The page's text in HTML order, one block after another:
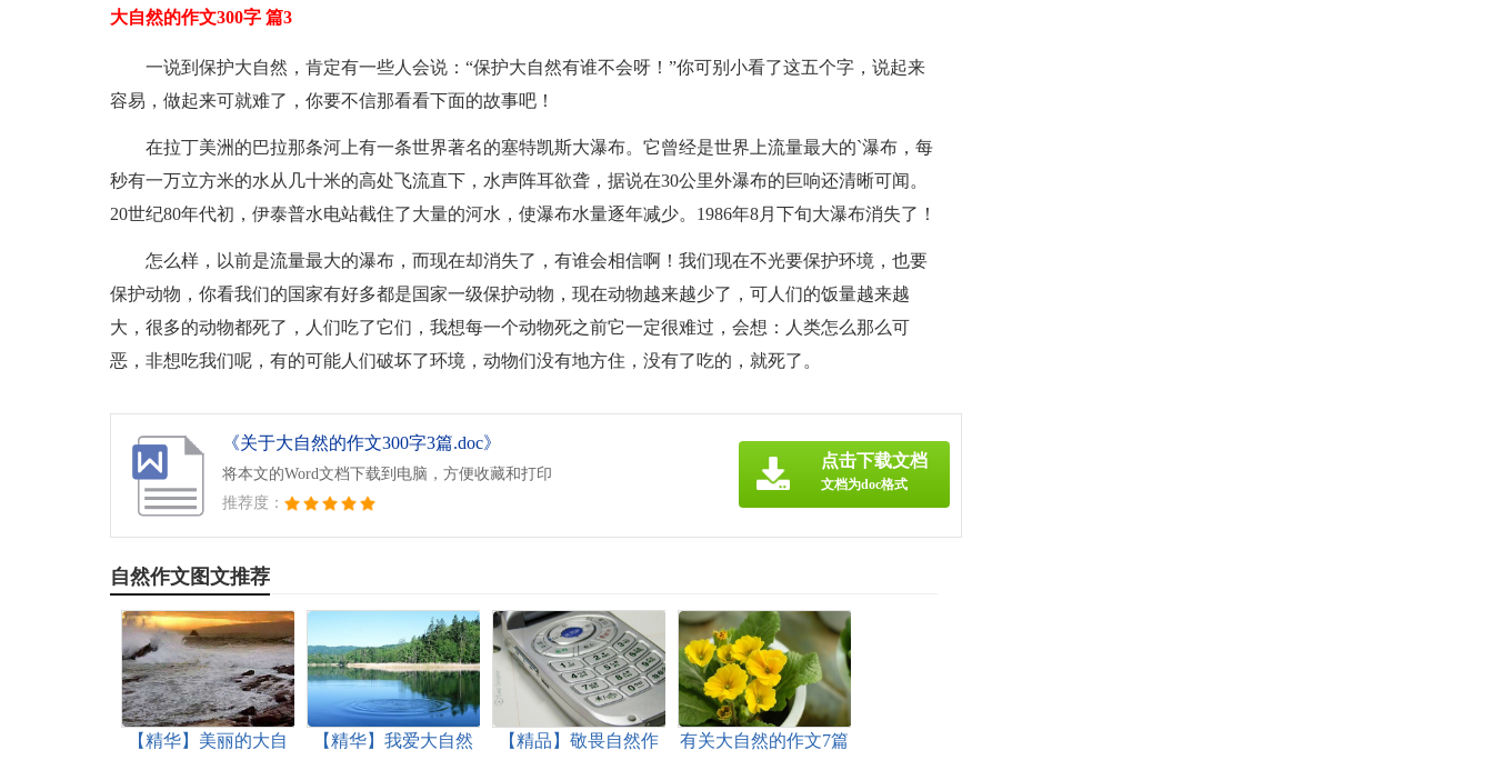
大自然的作文300字 篇3
一说到保护大自然，肯定有一些人会说：“保护大自然有谁不会呀！”你可别小看了这五个字，说起来
容易，做起来可就难了，你要不信那看看下面的故事吧！
在拉丁美洲的巴拉那条河上有一条世界著名的塞特凯斯大瀑布。它曾经是世界上流量最大的`瀑布，每
秒有一万立方米的水从几十米的高处飞流直下，水声阵耳欲聋，据说在30公里外瀑布的巨响还清晰可闻。
20世纪80年代初，伊泰普水电站截住了大量的河水，使瀑布水量逐年减少。1986年8月下旬大瀑布消失了！
怎么样，以前是流量最大的瀑布，而现在却消失了，有谁会相信啊！我们现在不光要保护环境，也要
保护动物，你看我们的国家有好多都是国家一级保护动物，现在动物越来越少了，可人们的饭量越来越
大，很多的动物都死了，人们吃了它们，我想每一个动物死之前它一定很难过，会想：人类怎么那么可
恶，非想吃我们呢，有的可能人们破坏了环境，动物们没有地方住，没有了吃的，就死了。
《关于大自然的作文300字3篇.doc》
将本文的Word文档下载到电脑，方便收藏和打印
推荐度：
点击下载文档
文档为doc格式
自然作文图文推荐
【精华】美丽的大自
【精华】我爱大自然
【精品】敬畏自然作
有关大自然的作文7篇